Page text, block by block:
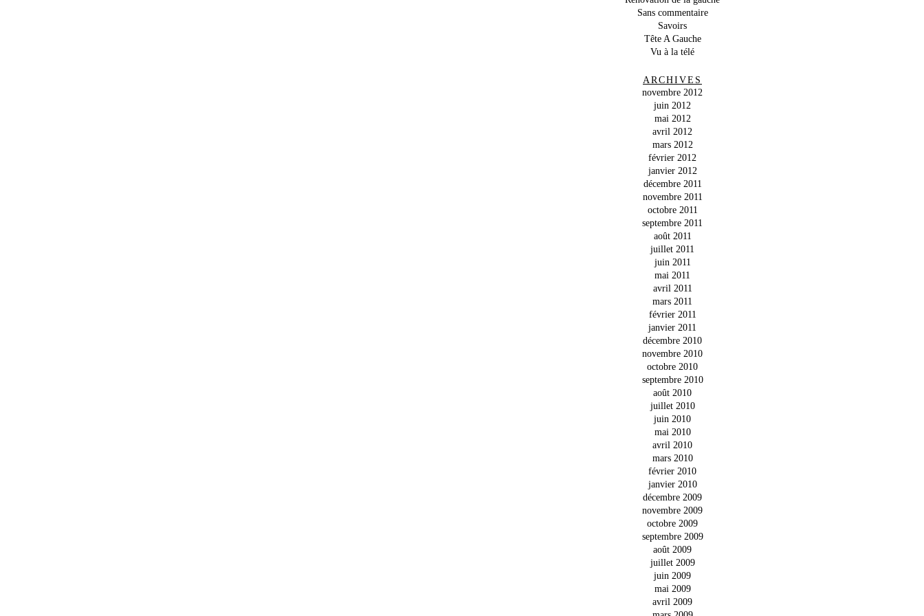
Sans commentaire
Savoirs
Tête A Gauche
Vu à la télé
ARCHIVES
novembre 2012
juin 2012
mai 2012
avril 2012
mars 2012
février 2012
janvier 2012
décembre 2011
novembre 2011
octobre 2011
septembre 2011
août 2011
juillet 2011
juin 2011
mai 2011
avril 2011
mars 2011
février 2011
janvier 2011
décembre 2010
novembre 2010
octobre 2010
septembre 2010
août 2010
juillet 2010
juin 2010
mai 2010
avril 2010
mars 2010
février 2010
janvier 2010
décembre 2009
novembre 2009
octobre 2009
septembre 2009
août 2009
juillet 2009
juin 2009
mai 2009
avril 2009